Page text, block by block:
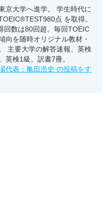
京大学へ進学。 学生時代に
点 を取得。
回数は80回超。毎回TOEIC
向を随時オリジナル教材・
主要大学の解答速報、英検
英検1級。訳書7冊。
代表：亀田浩史 の投稿をす